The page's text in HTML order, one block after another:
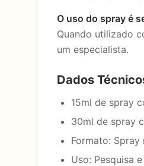
O uso do spray é
Quando utilizado
um especialista.
Dados
15ml de spray
30ml de spray
Formato: Spray
Uso: Pesquisa